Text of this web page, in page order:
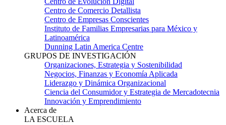
Centro de Comercio Detallista
Centro de Empresas Conscientes
Instituto de Familias Empresarias para México y
Latinoamérica
Dunning Latin America Centre
GRUPOS DE INVESTIGACIÓN
Organizaciones, Estrategia y Sostenibilidad
Negocios, Finanzas y Economía Aplicada
Liderazgo y Dinámica Organizacional
Ciencia del Consumidor y Estrategia de Mercadotecnia
Innovación y Emprendimiento
Acerca de
LA ESCUELA